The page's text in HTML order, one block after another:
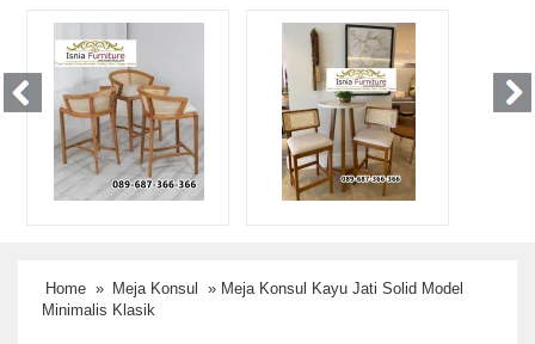
Home » Meja Konsul
» Meja Konsul Kayu Jati Solid Model
Minimalis Klasik